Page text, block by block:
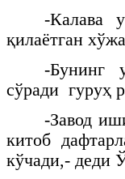
-Калава
қилаётган
-Бунинг
сўради гуруҳ
-Завод
китоб
кўчади,- деди